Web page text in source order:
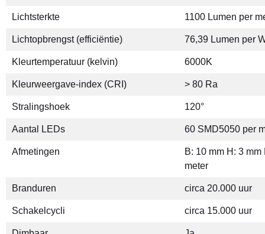
Lichtsterkte 1100 Lumen per
Lichtopbrengst (efficiëntie) 76,39 Lumen per
Kleurtemperatuur (kelvin) 6000K
Kleurweergave-index (CRI) > 80 Ra
Stralingshoek 120°
Aantal LEDs 60 SMD5050 per
Afmetingen
B: 10 mm H: 3 mm
meter
Branduren circa 20.000 uur
Schakelcycli circa 15.000 uur